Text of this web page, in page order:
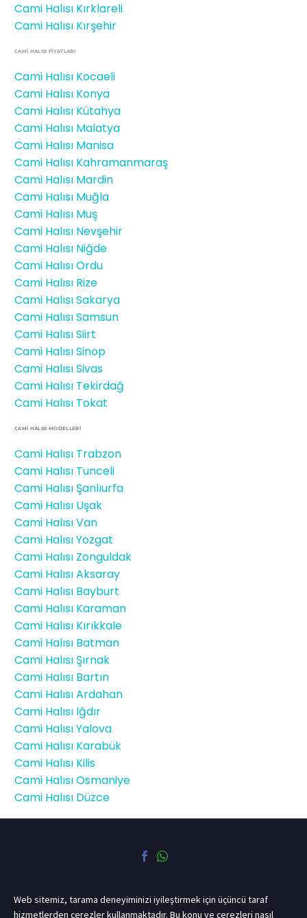
Cami Halısı Kırklareli
Cami Halısı Kırşehir
CAMİ HALISI FIYATLARI
Cami Halısı Kocaeli
Cami Halısı Konya
Cami Halısı Kütahya
Cami Halısı Malatya
Cami Halısı Manisa
Cami Halısı Kahramanmaraş
Cami Halısı Mardin
Cami Halısı Muğla
Cami Halısı Muş
Cami Halısı Nevşehir
Cami Halısı Niğde
Cami Halısı Ordu
Cami Halısı Rize
Cami Halısı Sakarya
Cami Halısı Samsun
Cami Halısı Siirt
Cami Halısı Sinop
Cami Halısı Sivas
Cami Halısı Tekirdağ
Cami Halısı Tokat
CAMİ HALISI MODELLERI
Cami Halısı Trabzon
Cami Halısı Tunceli
Cami Halısı Şanlıurfa
Cami Halısı Uşak
Cami Halısı Van
Cami Halısı Yozgat
Cami Halısı Zonguldak
Cami Halısı Aksaray
Cami Halısı Bayburt
Cami Halısı Karaman
Cami Halısı Kırıkkale
Cami Halısı Batman
Cami Halısı Şırnak
Cami Halısı Bartın
Cami Halısı Ardahan
Cami Halısı Iğdır
Cami Halısı Yalova
Cami Halısı Karabük
Cami Halısı Kilis
Cami Halısı Osmaniye
Cami Halısı Düzce
Web sitemiz, tarama deneyiminizi iyileştirmek için üçüncü taraf
hizmetlerden çerezler kullanmaktadır. Bu konu ve çerezleri nasıl